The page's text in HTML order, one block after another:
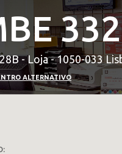
- Loja - 1050-033
ALTERNATIVO